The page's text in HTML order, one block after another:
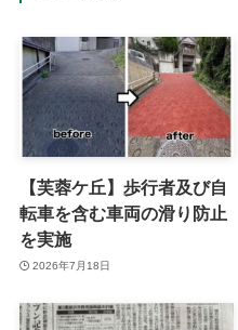
【芙蓉ケ丘】歩行者及び自
転車を含む車両の滑り防止
を実施
2026年7月18日